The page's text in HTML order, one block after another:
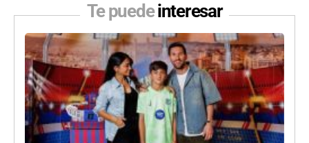
Te puedeinteresar